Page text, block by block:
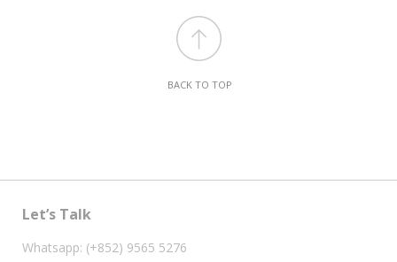
BACK TO TOP
Let’s Talk
Whatsapp: (+852) 9565 5276